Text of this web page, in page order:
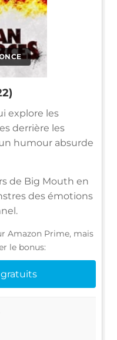
explore les
derrière les
humour absurde
de Big Mouth en
des émotions
Amazon Prime, mais
le bonus: